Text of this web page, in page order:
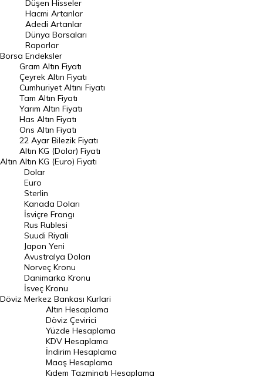
Hacmi Artanlar
Geçmiş Kapanışlar
Dünya Borsaları
Raporlar
Endeksler
DÖVİZ
Döviz Kuru
Dolar Kuru
Euro Kuru
Pound Kuru
Frank Kuru
Riyal Kuru
Avustralya Doları
Danimarka Kronu Kuru
Kanada Doları Kuru
Norveç Kronu Kuru
İsveç Kronu Kuru
Japon Yeni Kuru
Serbest Piyasa Döviz Kurları
Merkez Bankası Döviz Kurları
Borsa
Düşen Hisseler
Hacmi Artanlar
Adedi Artanlar
Dünya Borsaları
Raporlar
Endeksler
Altın
Gram Altın Fiyatı
Çeyrek Altın Fiyatı
Cumhuriyet Altını Fiyatı
Tam Altın Fiyatı
Yarım Altın Fiyatı
Has Altın Fiyatı
Ons Altın Fiyatı
22 Ayar Bilezik Fiyatı
Altın KG (Dolar) Fiyatı
Altın KG (Euro) Fiyatı
Döviz
Dolar
Euro
Sterlin
Kanada Doları
İsviçre Frangı
Rus Rublesi
Suudi Riyali
Japon Yeni
Avustralya Doları
Norveç Kronu
Danimarka Kronu
İsveç Kronu
Merkez Bankası Kurlari
Altın Hesaplama
Döviz Çevirici
Yüzde Hesaplama
KDV Hesaplama
İndirim Hesaplama
Maaş Hesaplama
Kıdem Tazminatı Hesaplama